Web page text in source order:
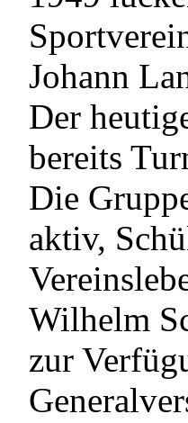
Johann
Der
bereits
Die
aktiv,
Wilhelm
zur